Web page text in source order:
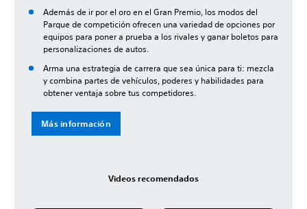
Además de ir por el oro en el Gran Premio, los modos del
Parque de competición ofrecen una variedad de opciones por
equipos para poner a prueba a los rivales y ganar boletos para
personalizaciones de autos.
Arma una estrategia de carrera que sea única para ti: mezcla
y combina partes de vehículos, poderes y habilidades para
obtener ventaja sobre tus competidores.
Más información
Videos recomendados